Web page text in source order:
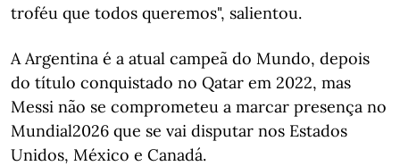
troféu que todos queremos", salientou.
A Argentina é a atual campeã do Mundo, depois
do título conquistado no Qatar em 2022, mas
Messi não se comprometeu a marcar presença no
Mundial2026 que se vai disputar nos Estados
Unidos, México e Canadá.